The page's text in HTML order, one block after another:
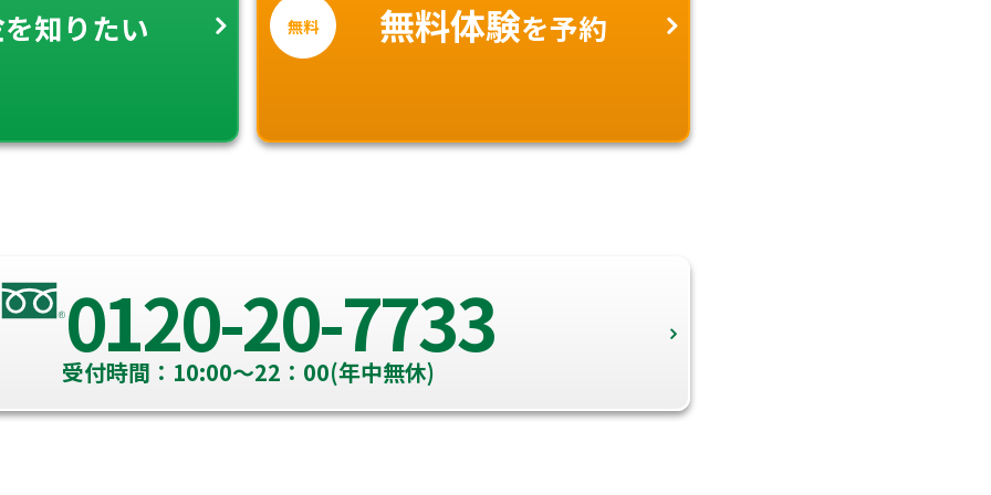
を知りたい 無料 無料体験を予約
0120-20-7733
受付時間：10:00～22：00(年中無休)